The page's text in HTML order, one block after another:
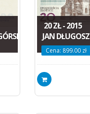
20 ZŁ - 2015
JAN DŁUGOSZ
Cena: 899.00 zł